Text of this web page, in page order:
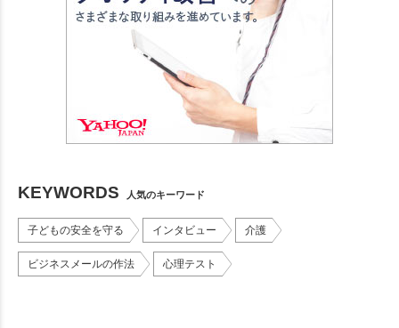
KEYWORDS 人気のキーワード
子どもの安全を守る インタビュー 介護
ビジネスメールの作法 心理テスト